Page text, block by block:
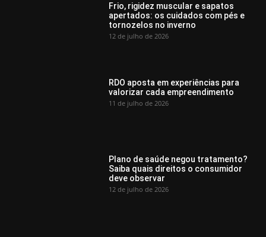
Frio, rigidez muscular e sapatos
apertados: os cuidados com pés e
tornozelos no inverno
12 de julho de 2026
RDO aposta em experiências para
valorizar cada empreendimento
11 de julho de 2026
Plano de saúde negou tratamento?
Saiba quais direitos o consumidor
deve observar
12 de julho de 2026